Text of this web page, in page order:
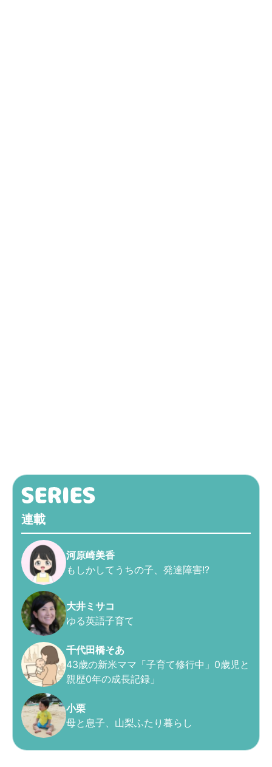
連載
河原崎美香
もしかしてうちの子、発達障害!?
大井ミサコ
ゆる英語子育て
千代田橋そあ
43歳の新米ママ「子育て修行中」0歳児と
親歴0年の成長記録」
小栗
母と息子、山梨ふたり暮らし